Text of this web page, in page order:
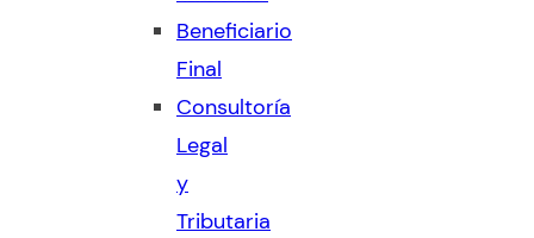
Beneficiario
Final
Consultoría
Legal
y
Tributaria